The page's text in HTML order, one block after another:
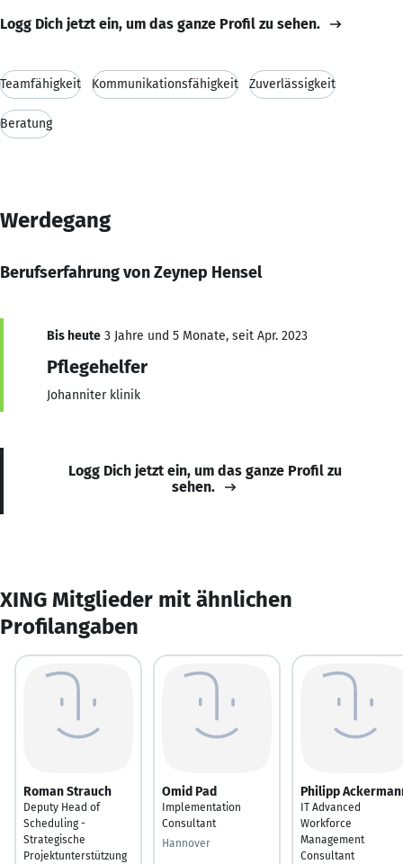
Logg Dich jetzt ein, um das ganze Profil zu sehen.
Teamfähigkeit Kommunikationsfähigkeit Zuverlässigkeit
Beratung
Werdegang
Berufserfahrung von Zeynep Hensel
Bis heute 3 Jahre und 5 Monate, seit Apr. 2023
Pflegehelfer
Johanniter klinik
Logg Dich jetzt ein, um das ganze Profil zu
sehen.
XING Mitglieder mit ähnlichen
Profilangaben
Roman Strauch
Deputy Head of
Scheduling -
Strategische
Projektunterstützung
Omid Pad
Implementation
Consultant
Hannover
Philipp
IT Advanced
Workforce
Management
Consultant